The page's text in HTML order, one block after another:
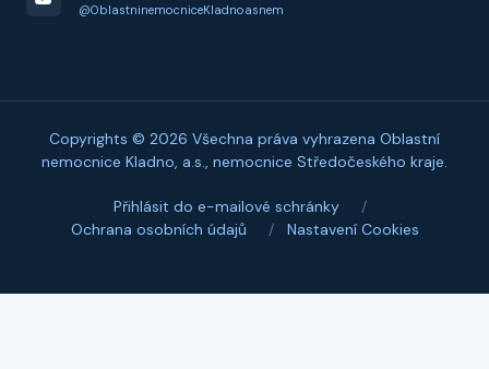
@OblastninemocniceKladnoasnem
Copyrights © 2026 Všechna práva vyhrazena Oblastní
nemocnice Kladno, a.s., nemocnice Středočeského kraje.
Přihlásit do e-mailové schránky
/
Ochrana osobních údajů
/ Nastavení Cookies